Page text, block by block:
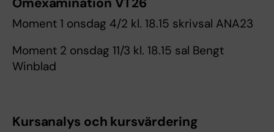
Moment 1 onsdag 4/2 kl. 18.15 skrivsal ANA23
Moment 2 onsdag 11/3 kl. 18.15 sal Bengt
Winblad
Kursanalys och kursvärdering